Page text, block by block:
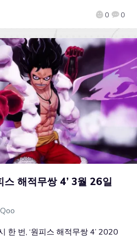
0 0
해적무쌍 4’ 3월 26일
한 번, ‘원피스 해적무쌍 4’ 2020